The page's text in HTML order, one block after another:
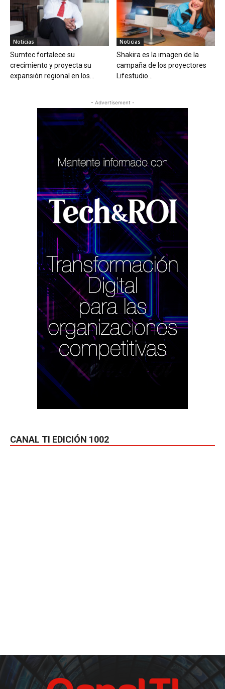
Noticias
Sumtec fortalece su
crecimiento y proyecta su
expansión regional en los...
Noticias
Shakira es la imagen de la
campaña de los proyectores
Lifestudio...
- Advertisement -
CANAL TI EDICIÓN 1002